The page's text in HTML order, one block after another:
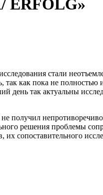
стали
так как пока не
день так актуальны
получил
решения проблемы
сопоставительного